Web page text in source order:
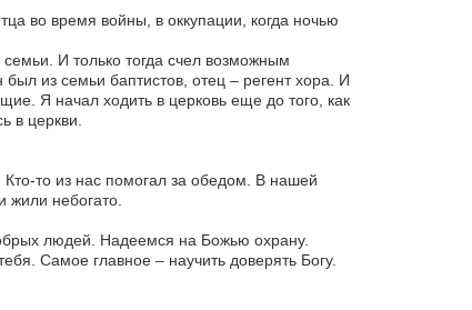
во время войны, в оккупации, когда ночью
И только тогда счел возможным
из семьи баптистов, отец – регент хора. И
Я начал ходить в церковь еще до того, как
в церкви.
то из нас помогал за обедом. В нашей
жили небогато.
людей. Надеемся на Божью охрану.
Самое главное – научить доверять Богу.